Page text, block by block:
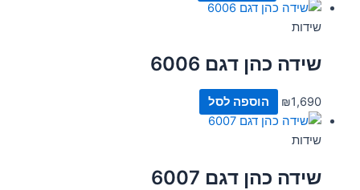
שידות
שידה כהן דגם 6006
₪1,690 הוספה לסל
שידות
שידה כהן דגם 6007